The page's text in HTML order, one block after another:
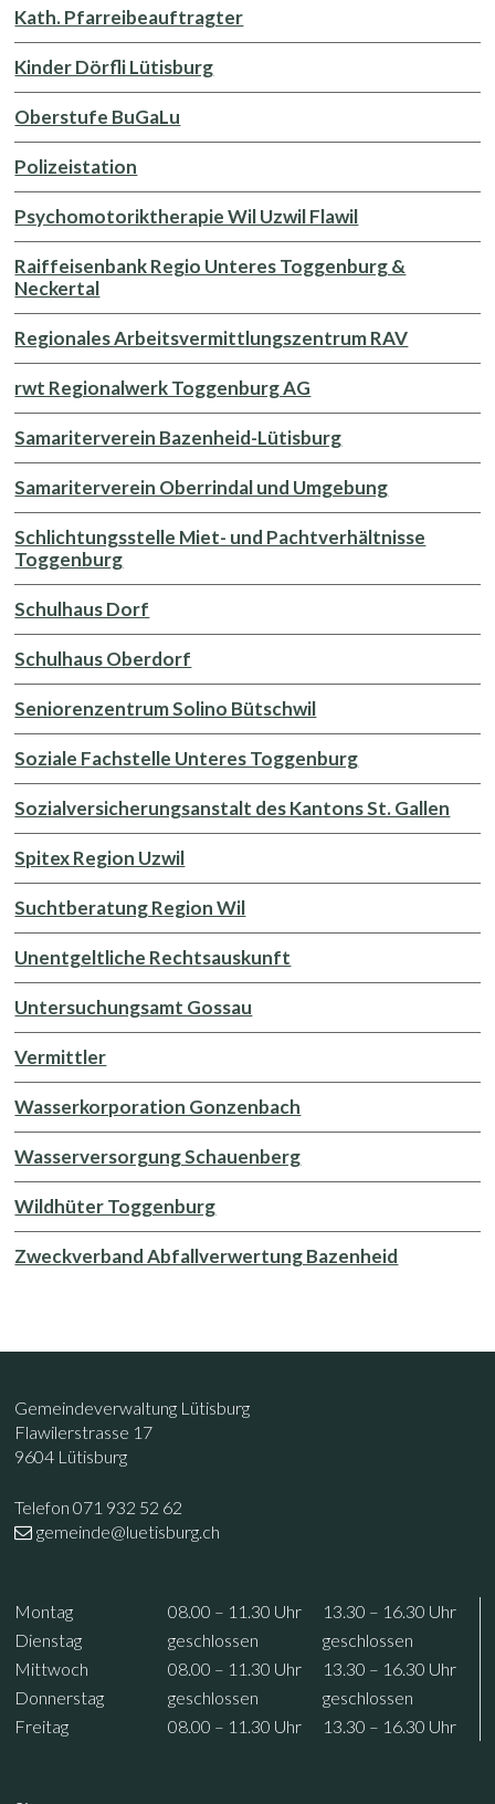
Kath. Pfarreibeauftragter
Kinder Dörfli Lütisburg
Oberstufe BuGaLu
Polizeistation
Psychomotoriktherapie Wil Uzwil Flawil
Raiffeisenbank Regio Unteres Toggenburg &
Neckertal
Regionales Arbeitsvermittlungszentrum RAV
rwt Regionalwerk Toggenburg AG
Samariterverein Bazenheid-Lütisburg
Samariterverein Oberrindal und Umgebung
Schlichtungsstelle Miet- und Pachtverhältnisse
Toggenburg
Schulhaus Dorf
Schulhaus Oberdorf
Seniorenzentrum Solino Bütschwil
Soziale Fachstelle Unteres Toggenburg
Sozialversicherungsanstalt des Kantons St. Gallen
Spitex Region Uzwil
Suchtberatung Region Wil
Unentgeltliche Rechtsauskunft
Untersuchungsamt Gossau
Vermittler
Wasserkorporation Gonzenbach
Wasserversorgung Schauenberg
Wildhüter Toggenburg
Zweckverband Abfallverwertung Bazenheid
Footer
Kontakt
Gemeindeverwaltung Lütisburg
Flawilerstrasse 17
9604 Lütisburg
Telefon 071 932 52 62
gemeinde@luetisburg.ch
Öffnungszeiten
Wochentag VormittagNachmittag
Montag 08.00 – 11.30 Uhr 13.30 – 16.30 Uhr
Dienstag geschlossen
geschlossen
Mittwoch 08.00 – 11.30 Uhr 13.30 – 16.30 Uhr
Donnerstag geschlossen
geschlossen
Freitag 08.00 – 11.30 Uhr 13.30 – 16.30 Uhr